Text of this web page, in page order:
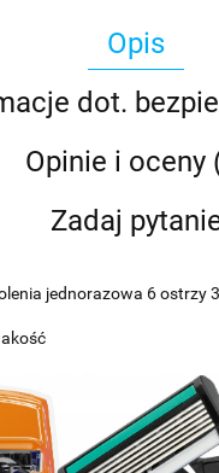
Opis
dot.
Opinie i oceny
Zadaj
jednorazowa 6 ostrzy